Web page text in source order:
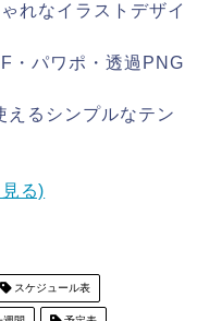
れなイラストデザイ
・パワポ・透過PNG
えるシンプルなテン
る)
スケジュール表